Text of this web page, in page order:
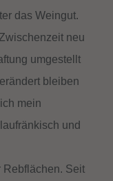
das Weingut.
neu
umgestellt
bleiben
mein
und
Rebflächen. Seit